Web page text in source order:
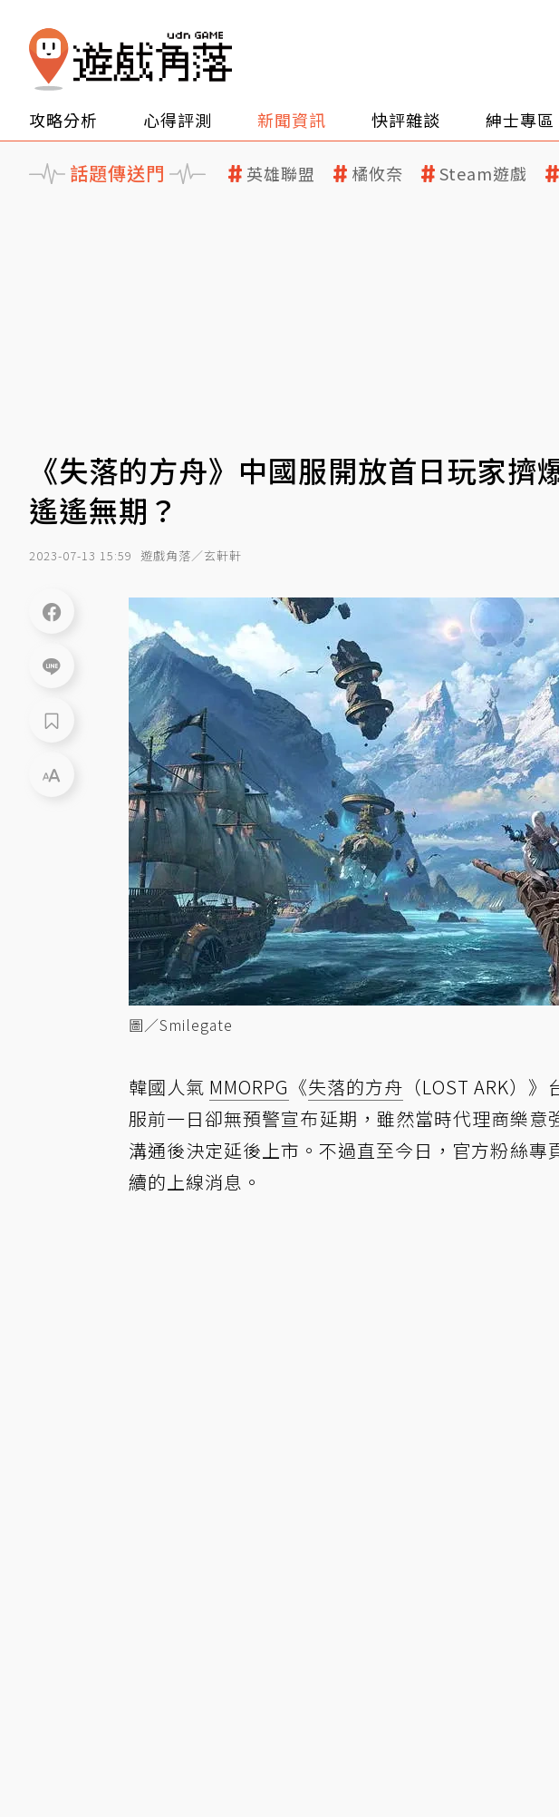
攻略分析 心得評測 新聞資訊 快評雜談 紳士專區
話題傳送門 英雄聯盟 橘攸奈 Steam遊戲
《失落的方舟》中國服開放首日玩家擠
遙遙無期？
2023-07-13 15:59 遊戲角落／玄軒軒
圖／Smilegate
韓國人氣 MMORPG 《失落的方舟 （LOST ARK）
服前一日卻無預警宣布延期，雖然當時代理商樂
溝通後決定延後上市。不過直至今日，官方粉絲專
續的上線消息。